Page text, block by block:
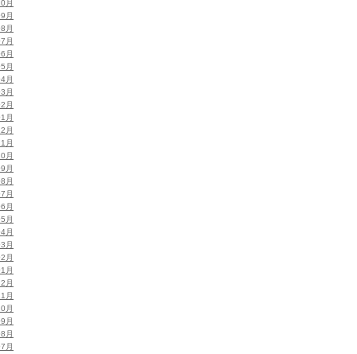
月
月
月
月
月
月
月
月
月
月
月
月
月
月
月
月
月
月
月
月
月
月
月
月
月
月
月
月